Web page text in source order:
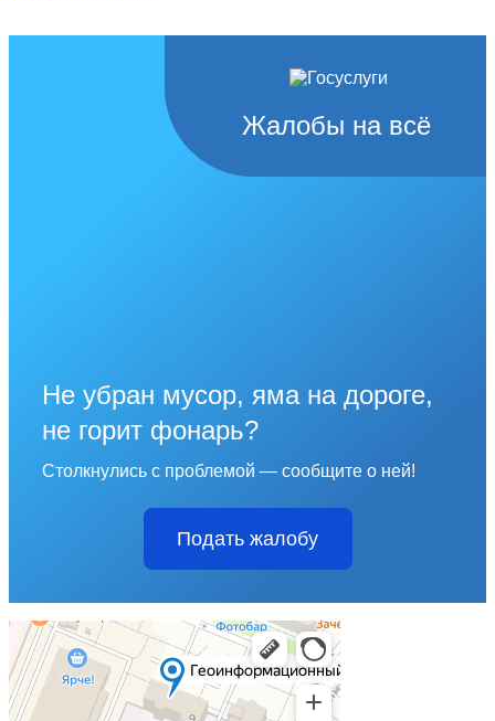
Жалобы на всё
Не убран мусор, яма на дороге,
не горит фонарь?
Столкнулись с проблемой — сообщите о ней!
Подать жалобу